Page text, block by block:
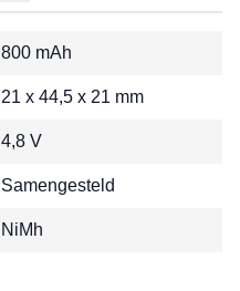
800 mAh
21 x 44,5 x 21 mm
4,8 V
Samengesteld
NiMh